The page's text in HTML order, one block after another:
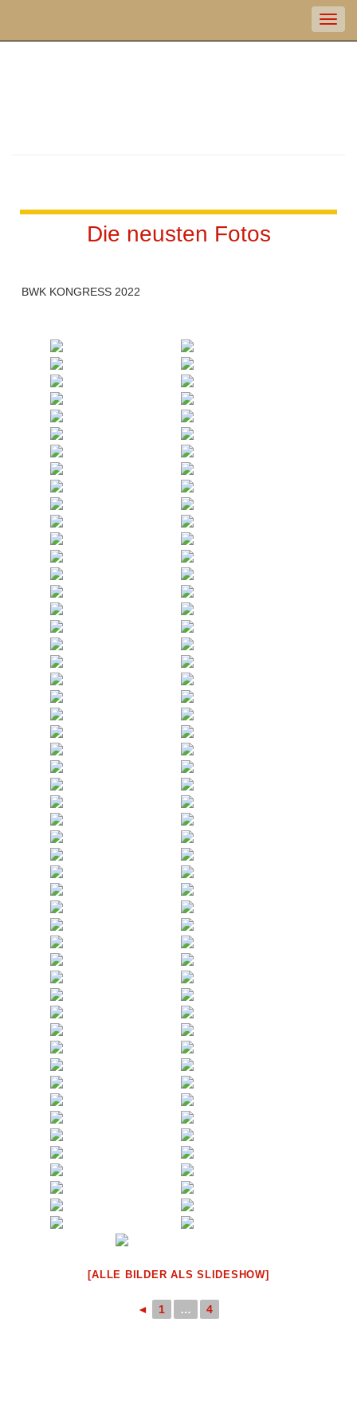
Die neusten Fotos
BWK KONGRESS 2022
[ALLE BILDER ALS SLIDESHOW]
◄ 1 … 4